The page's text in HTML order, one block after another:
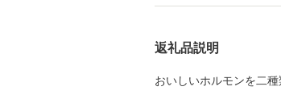
返礼品説明
おいしいホルモンを二